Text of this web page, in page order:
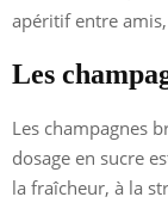
apéritif entre
Les
Les champagnes
dosage en sucre
la fraîcheur, à la